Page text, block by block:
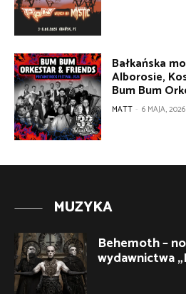
Bałkańska
Alborosie,
Bum Bum
MATT - 6 MAJA, 2026
MUZYKA
Behemoth –
wydawnictwa